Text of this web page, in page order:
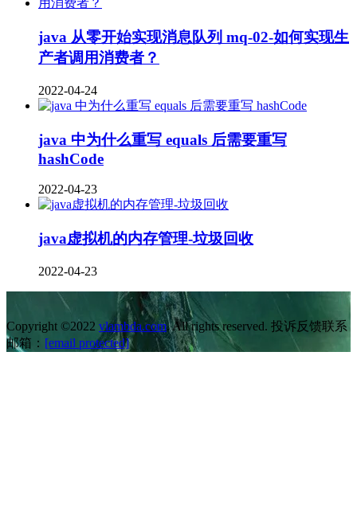
java 从零开始实现消息队列 mq-02-如何实现生
产者调用消费者？
2022-04-24
java 中为什么重写 equals 后需要重写
hashCode
2022-04-23
java虚拟机的内存管理-垃圾回收
2022-04-23
Copyright ©2022 vlambda.com. All rights reserved. 投诉反馈联系
邮箱： [email protected]